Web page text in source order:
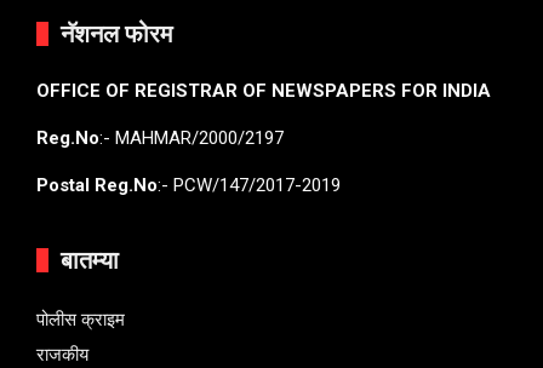
नॅशनल फोरम
OFFICE OF REGISTRAR OF NEWSPAPERS FOR INDIA
Reg.No:- MAHMAR/2000/2197
Postal Reg.No:- PCW/147/2017-2019
बातम्या
पोलीस क्राइम
राजकीय